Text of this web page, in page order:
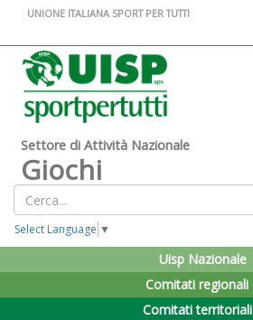
UNIONE ITALIANA SPORT PER TUTTI
Settore di Attività Nazionale
Giochi
Select Language ▼
Uisp Nazionale
Comitati regionali
Comitati territoriali